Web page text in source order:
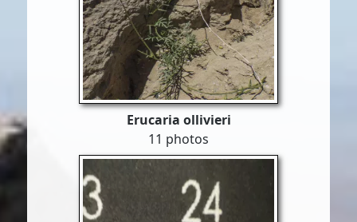
Erucaria ollivieri
11 photos